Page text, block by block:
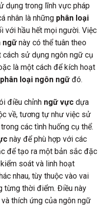
dụng trong lĩnh vực pháp
nhân là những phân loại
với hầu hết mọi người. Việc
ngữnày có thể tuân theo
sử dụng ngôn ngữ cụ
là một cách để kích hoạt
phân loại ngôn ngữđó.
điều chỉnh ngữ vực dựa
về, tương tự như việc sử
các tình huống cụ thể.
này để phù hợp với các
để tạo ra một bản sắc đặc
soát và linh hoạt
nhau, tùy thuộc vào vai
từng thời điểm. Điều này
thích ứng của ngôn ngữ